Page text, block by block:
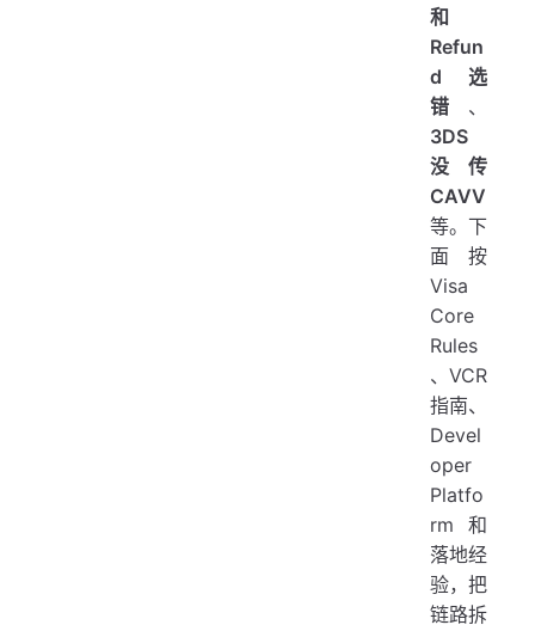
和
Refun
d 选
错 、
3DS
没传
CAVV
等。下
面按
Visa
Core
Rules
、VCR
指南、
Devel
oper
Platfo
rm 和
落地经
验，把
链路拆